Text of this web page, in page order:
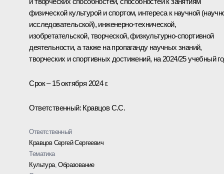
физической культурой и спортом, интереса к научной
исследовательской), инженерно-технической,
изобретательской, творческой, физкультурно-спортивной
деятельности, а также на пропаганду научных знаний,
творческих и спортивных достижений, на 2024/25 учебный
Срок – 15 октября 2024 г.
Ответственный: Кравцов С.С.
Ответственный
Кравцов Сергей Сергеевич
Тематика
Культура,Образование